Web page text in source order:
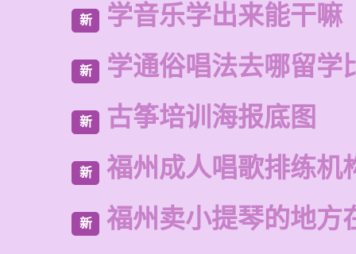
新 学音乐学出来能干嘛
新 学通俗唱法去哪留学
新 古筝培训海报底图
新 福州成人唱歌排练机
新 福州卖小提琴的地方